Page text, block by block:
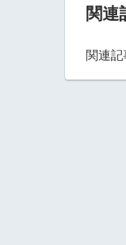
関連
関連記